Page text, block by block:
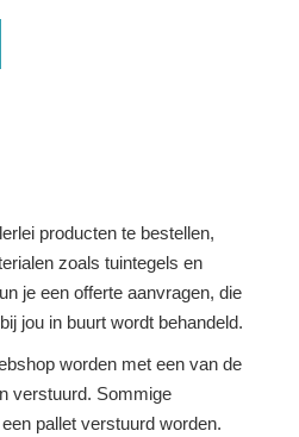
producten te bestellen,
zoals tuintegels en
je een offerte aanvragen, die
jou in buurt wordt behandeld.
worden met een van de
verstuurd. Sommige
pallet verstuurd worden.